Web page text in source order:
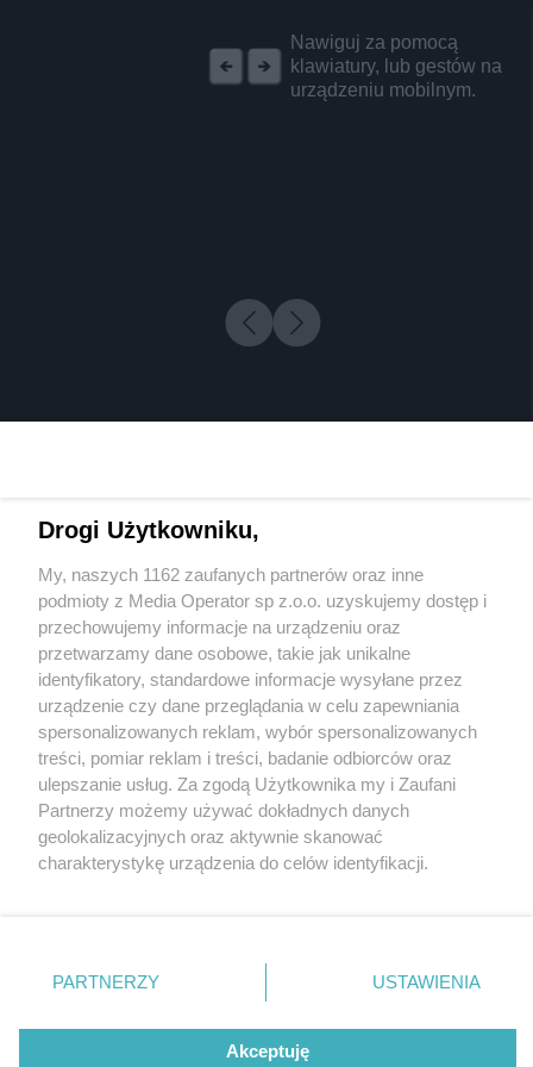
Nawiguj za pomocą
klawiatury, lub gestów na
urządzeniu mobilnym.
5 / 0
Wydawca mediów lokalnych
Nie zapomnij
zapoznać się z:
polityką prywatności
Twojemiasto
Piekary Śląskie
Chorzów
Tarnowskie Góry
Gliwice
Skontakuj sięz nami
Kontakt
Redakcja
Newsletter
Drogi Użytkowniku,
My, naszych 1162 zaufanych partnerów oraz inne
podmioty z Media Operator sp z.o.o. uzyskujemy dostęp i
przechowujemy informacje na urządzeniu oraz
przetwarzamy dane osobowe, takie jak unikalne
identyfikatory, standardowe informacje wysyłane przez
urządzenie czy dane przeglądania w celu zapewniania
spersonalizowanych reklam, wybór spersonalizowanych
treści, pomiar reklam i treści, badanie odbiorców oraz
ulepszanie usług. Za zgodą Użytkownika my i Zaufani
Partnerzy możemy używać dokładnych danych
geolokalizacyjnych oraz aktywnie skanować
charakterystykę urządzenia do celów identyfikacji.
zmienić/wycofać klikając przycisk ustawień prywatności
znajdujący się w lewym dolnym rogu strony
rodzaje przetwarzania danych nie wymagają zgody
użytkownika, ale masz prawo sprzeciwić się takiemu
PARTNERZY USTAWIENIA
Akceptuję